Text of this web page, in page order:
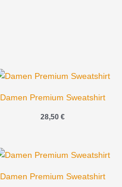
Damen Premium Sweatshirt
28,50 €
Damen Premium Sweatshirt